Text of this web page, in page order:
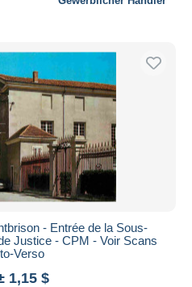
- Entrée de la Sous-
Justice - CPM - Voir Scans
Verso
1,15 $